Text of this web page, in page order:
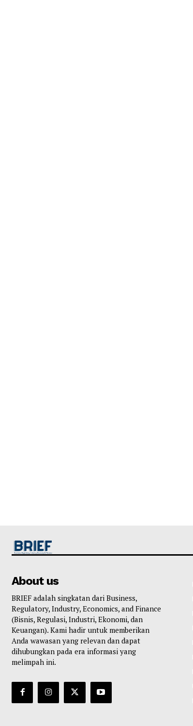
About us
BRIEF adalah singkatan dari Business,
Regulatory, Industry, Economics, and Finance
(Bisnis, Regulasi, Industri, Ekonomi, dan
Keuangan). Kami hadir untuk memberikan
Anda wawasan yang relevan dan dapat
dihubungkan pada era informasi yang
melimpah ini.